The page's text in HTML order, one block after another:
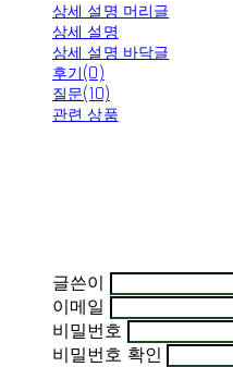
상세 설명 머리글
상세 설명
상세 설명 바닥글
후기(0)
질문(10)
관련 상품
글쓴이
이메일
비밀번호
비밀번호 확인